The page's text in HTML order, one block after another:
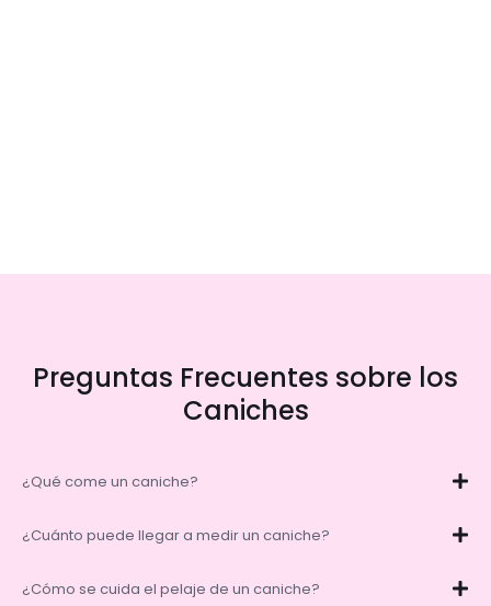
Preguntas Frecuentes sobre los
Caniches
¿Qué come un caniche?
¿Cuánto puede llegar a medir un caniche?
¿Cómo se cuida el pelaje de un caniche?